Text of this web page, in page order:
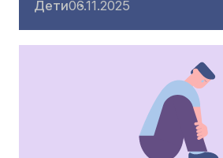
Дети06.11.2025